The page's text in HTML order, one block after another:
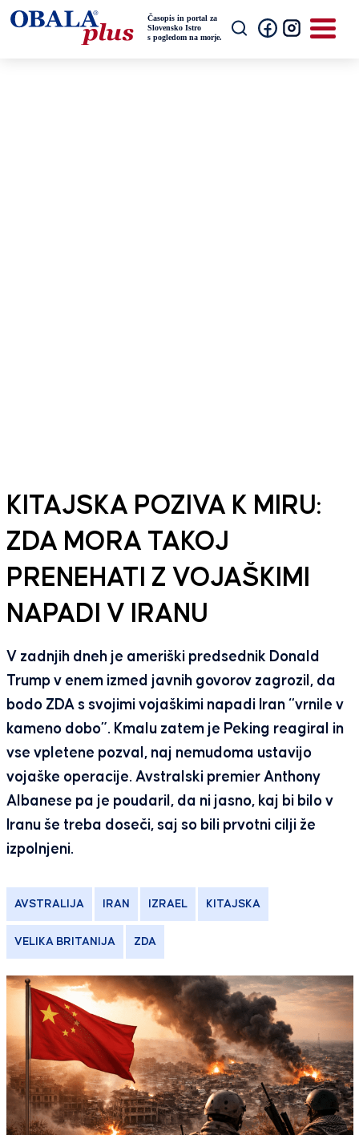
KITAJSKA POZIVA K MIRU:
ZDA MORA TAKOJ
PRENEHATI Z VOJAŠKIMI
NAPADI V IRANU
V zadnjih dneh je ameriški predsednik Donald
Trump v enem izmed javnih govorov zagrozil, da
bodo ZDA s svojimi vojaškimi napadi Iran “vrnile v
kameno dobo”. Kmalu zatem je Peking reagiral in
vse vpletene pozval, naj nemudoma ustavijo
vojaške operacije. Avstralski premier Anthony
Albanese pa je poudaril, da ni jasno, kaj bi bilo v
Iranu še treba doseči, saj so bili prvotni cilji že
izpolnjeni.
AVSTRALIJA IRAN IZRAEL KITAJSKA
VELIKA BRITANIJA ZDA